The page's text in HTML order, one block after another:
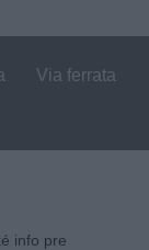
Via ferrata
info pre